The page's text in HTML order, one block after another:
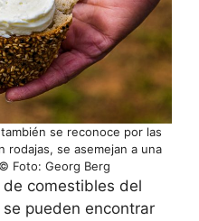
se reconoce por las
rodajas, se asemejan a una
Foto: Georg Berg
comestibles del
pueden encontrar